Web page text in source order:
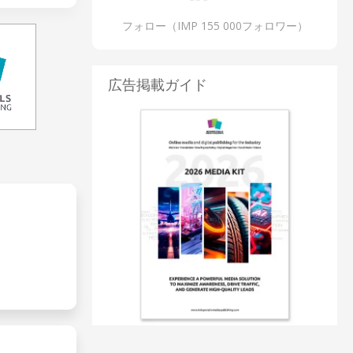
フォロー（IMP 155 000フォロワー）
広告掲載ガイド